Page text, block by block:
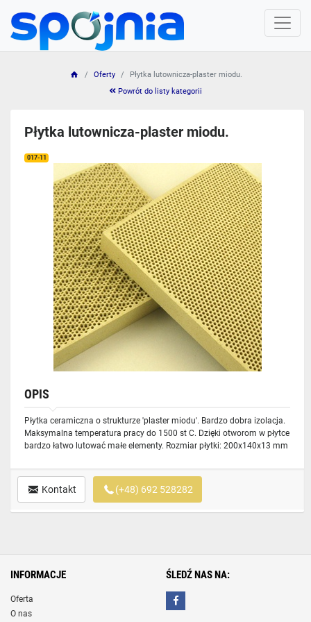
Oferty
Płytka lutownicza-plaster miodu.
Powrót do listy kategorii
Płytka lutownicza-plaster miodu.
017-11
OPIS
Płytka ceramiczna o strukturze 'plaster miodu'. Bardzo dobra izolacja.
Maksymalna temperatura pracy do 1500 st C. Dzięki otworom w płytce
bardzo łatwo lutować małe elementy. Rozmiar płytki: 200x140x13 mm
Kontakt (+48) 692 528282
INFORMACJE
Oferta
O nas
ŚLEDŹ NAS NA: